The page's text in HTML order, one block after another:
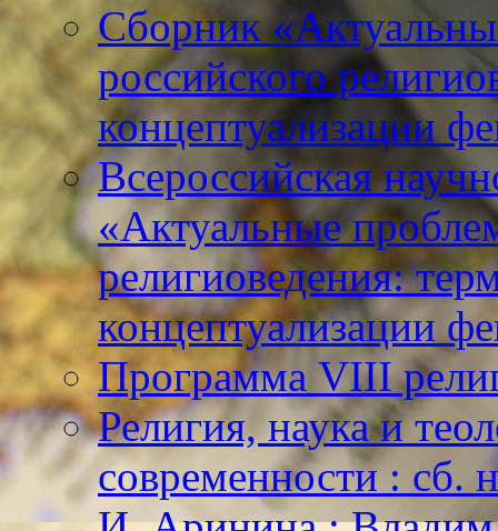
Сборник
российского
концептуализации
Всероссийская
«Актуальные
религиоведения:
концептуализации
Программа VIII
Религия, наука и
современности : сб.